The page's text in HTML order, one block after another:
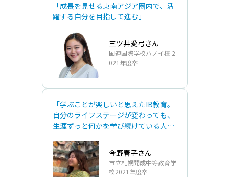
「成長を見せる東南アジア圏内で、活
躍する自分を目指して進む」
三ツ井愛弓さん
国連国際学校ハノイ校 2
021年度卒
「学ぶことが楽しいと思えたIB教育。
自分のライフステージが変わっても、
生涯ずっと何かを学び続けている人で
今野春子さん
市立札幌開成中等教育学
校2021年度卒